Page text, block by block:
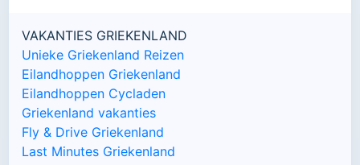
VAKANTIES GRIEKENLAND
Unieke Griekenland Reizen
Eilandhoppen Griekenland
Eilandhoppen Cycladen
Griekenland vakanties
Fly & Drive Griekenland
Last Minutes Griekenland